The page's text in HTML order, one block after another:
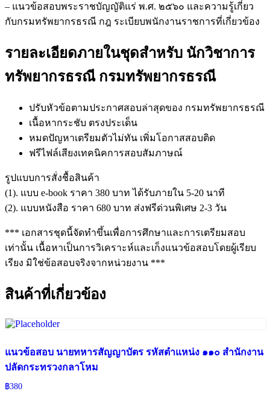
– แนวข้อสอบพระราชบัญญัติแร่ พ.ศ. ๒๕๖๐ และความรู้เกี่ยว
กับกรมทรัพยากรธรณี กฎ ระเบียบพนักงานราชการที่เกี่ยวข้อง
รายละเอียดภายในชุดสำหรับ นักวิชาการ
ทรัพยากรธรณี กรมทรัพยากรธรณี
ปรับหัวข้อตามประกาศสอบล่าสุดของ กรมทรัพยากรธรณี
เนื้อหากระชับ ตรงประเด็น
หมดปัญหาเตรียมตัวไม่ทัน เพิ่มโอกาสสอบติด
ฟรีไฟล์เสียงเทคนิคการสอบสัมภาษณ์
รูปแบบการสั่งชื้อสินค้า
(1). แบบ e-book ราคา 380 บาท ได้รับภายใน 5-20 นาที
(2). แบบหนังสือ ราคา 680 บาท ส่งฟรีด่วนพิเศษ 2-3 วัน
*** เอกสารชุดนี้จัดทำขึ้นเพื่อการศึกษาและการเตรียมสอบ
เท่านั้น เนื้อหาเป็นการวิเคราะห์และเก็งแนวข้อสอบโดยผู้เรียบ
เรียง มิใช่ข้อสอบจริงจากหน่วยงาน ***
สินค้าที่เกี่ยวข้อง
แนวข้อสอบ นายทหารสัญญาบัตร รหัสตำแหน่ง ๑๑๐ สำนักงาน
ปลัดกระทรวงกลาโหม
฿380